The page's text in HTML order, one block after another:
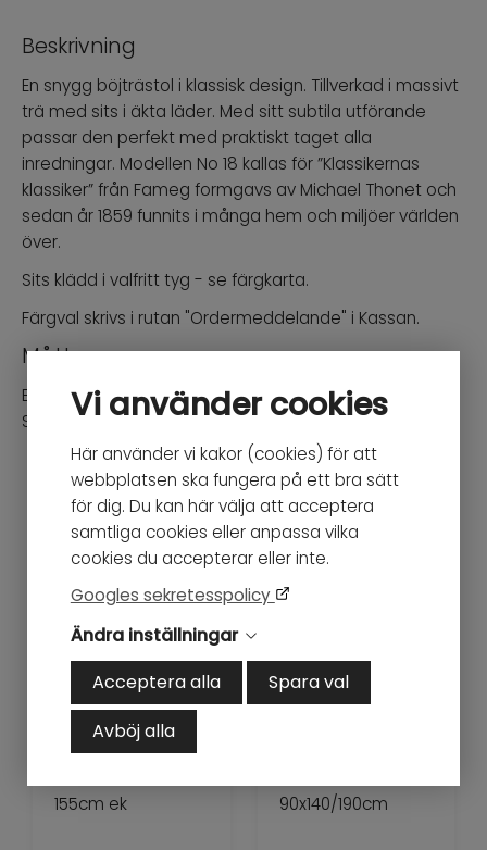
Vi använder cookies
Här använder vi kakor (cookies) för att
webbplatsen ska fungera på ett bra sätt
för dig. Du kan här välja att acceptera
samtliga cookies eller anpassa vilka
cookies du accepterar eller inte.
Googles sekretesspolicy
Ändra inställningar
Acceptera alla
Spara val
Avböj alla
ENG | SWE
Beskrivning
En snygg böjträstol i klassisk design. Tillverkad i massivt
trä med sits i äkta läder. Med sitt subtila utförande
passar den perfekt med praktiskt taget alla
inredningar. Modellen No 18 kallas för ”Klassikernas
klassiker” från Fameg formgavs av Michael Thonet och
sedan år 1859 funnits i många hem och miljöer världen
över.
Sits klädd i valfritt tyg - se färgkarta.
Färgval skrivs i rutan "Ordermeddelande" i Kassan.
Mått
Bredd: 41cm / Djup: 53,5cm / Höjd: 88cm
Sitthöjd: 48cm
Du kanske också gillar
155cm ek
90x140/190cm